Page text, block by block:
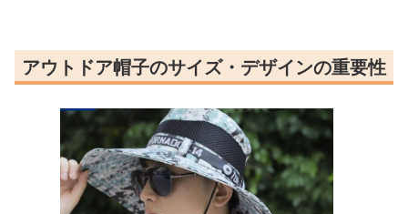
アウトドア帽子のサイズ・デザインの重要性